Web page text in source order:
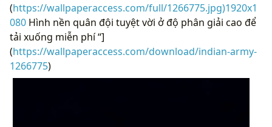
(https://wallpaperaccess.com/full/1266775.jpg)1920x1
080 Hình nền quân đội tuyệt vời ở độ phân giải cao để
tải xuống miễn phí “]
(https://wallpaperaccess.com/download/indian-army-
1266775)